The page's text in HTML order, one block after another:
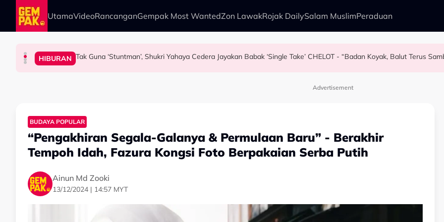
Skip to main content
UtamaVideoRancanganGempak Most WantedZon LawakRojak DailySalam MuslimPeraduan
HIBURAN Netizen Restu! Semua Tak Sabar Nak Saksikan Kudrat 1968
HIBURAN Tak Guna ‘Stuntman’, Shukri Yahaya Cedera Jayakan Babak ‘Single Take’ CHELOT - “Badan Koyak, Balut Terus
HIBURAN Bawa Anak Ke Klinik, Syasya Rizal Terkejut Dikenali Doktor
HIBURAN Aisha Retno Terkilan ‘Tak Adil’ Didakwa Hasil Ciptaan AI - “Penat-Penat Nangis…”
Advertisement
BUDAYA POPULAR
“Pengakhiran Segala-Galanya & Permulaan Baru” - Berakhir
Tempoh Idah, Fazura Kongsi Foto Berpakaian Serba Putih
Ainun Md Zooki
13/12/2024 | 14:57 MYT